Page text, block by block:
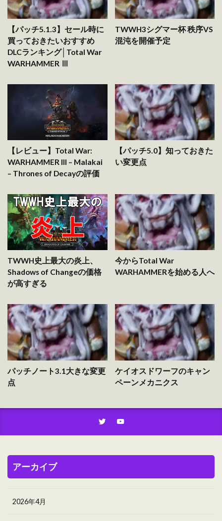
【パッチ5.1.3】セール時に
買っておきたいおすすめ
DLCランキング│Total War
WARHAMMER Ⅲ
TWWH3シグマー杯 秩序VS
混沌を開催予定
【レビュー】Total War:
WARHAMMER III – Malakai
– Thrones of Decayの評価
【パッチ5.0】知っておきた
い変更点
TWWH史上最大の炎上、
Shadows of Changeの価格
が高すぎる
今からTotal War
WARHAMMERを始める人へ
パッチノート3.1大きな変更
点
ケイオスドワーフのキャン
ペーンメカニクス
アーカイブ
2026年4月